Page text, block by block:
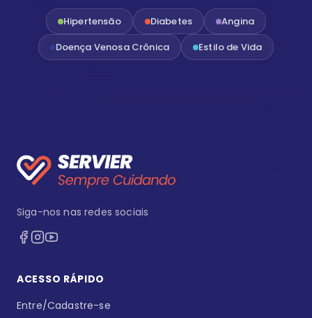
Hipertensão Diabetes
Angina
Doença Venosa Crônica
Estilo de Vida
Siga-nos nas redes sociais
ACESSO RÁPIDO
Entre/Cadastre-se